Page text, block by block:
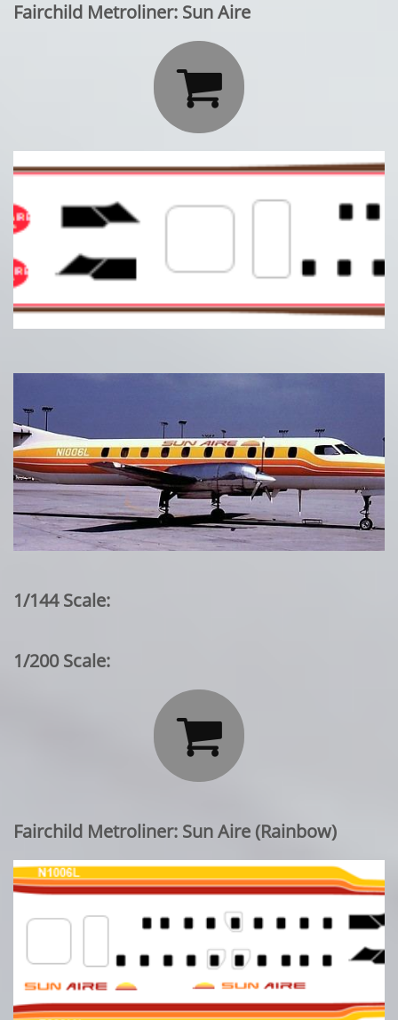
Fairchild Metroliner: Sun Aire

1/144 Scale:
1/200 Scale:

Fairchild Metroliner: Sun Aire (Rainbow)